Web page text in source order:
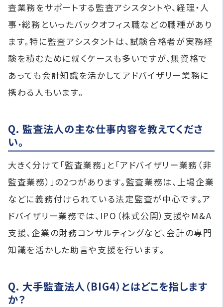
査業務をサポートする監査アシスタントや、経理・人
事・総務といったバックオフィス職などの職種があり
ます。特に監査アシスタントは、試験合格者が実務経
験を積むために就くケースも多いですが、無資格で
あっても会計知識を活かしてアドバイザリー業務に
携わる人もいます。
Q. 監査法人の主な仕事内容を教えてくださ
い。
大きく分けて「監査業務」と「アドバイザリー業務（非
監査業務）」の2つがあります。監査業務は、上場企業
などに義務付けられている法定監査が中心です。ア
ドバイザリー業務では、IPO（株式公開）支援やM&A
支援、企業の財務コンサルティングなど、会計の専門
知識を活かした助言や支援を行います。
Q. 大手監査法人（BIG4）とはどこを指します
か？